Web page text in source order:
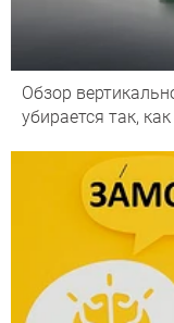
Обзор
убирается так,